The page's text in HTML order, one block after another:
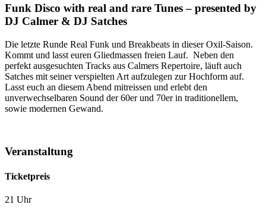
Funk Disco with real and rare Tunes – presented by
DJ Calmer & DJ Satches
Die letzte Runde Real Funk und Breakbeats in dieser Oxil-Saison.
Kommt und lasst euren Gliedmassen freien Lauf. Neben den
perfekt ausgesuchten Tracks aus Calmers Repertoire, läuft auch
Satches mit seiner verspielten Art aufzulegen zur Hochform auf.
Lasst euch an diesem Abend mitreissen und erlebt den
unverwechselbaren Sound der 60er und 70er in traditionellem,
sowie modernen Gewand.
Veranstaltung
Ticketpreis
21 Uhr